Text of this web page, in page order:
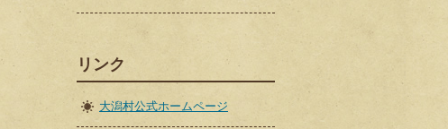
リンク
大潟村公式ホームページ